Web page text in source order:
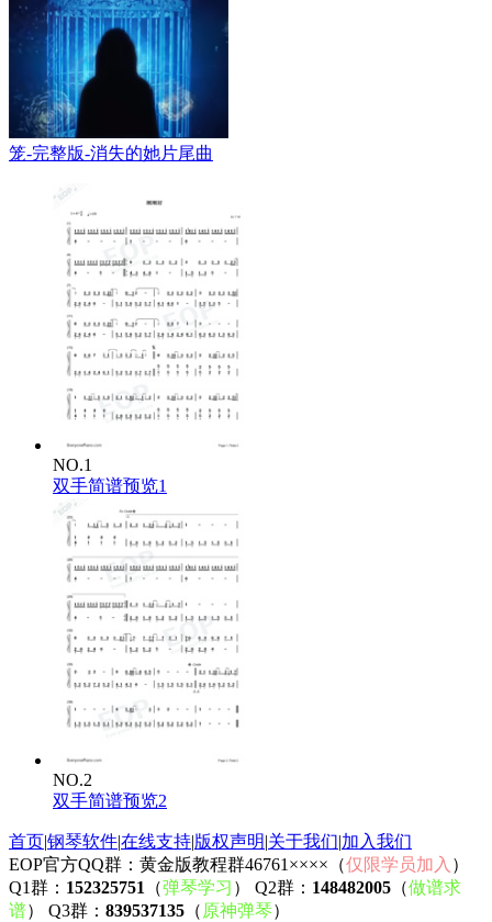
笼-完整版-消失的她片尾曲
NO.1
双手简谱预览1
NO.2
双手简谱预览2
首页|钢琴软件|在线支持|版权声明|关于我们|加入我们
EOP官方QQ群：黄金版教程群46761××××（仅限学员加入 ）
Q1群： 152325751 （弹琴学习 ） Q2群： 148482005 （做谱求
谱） Q3群： 839537135 （ 原神弹琴）